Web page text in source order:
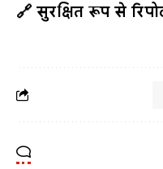
🔗 सुरक्षित रूप से